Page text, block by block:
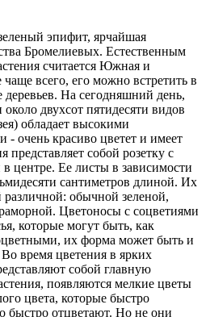
эпифит, ярчайшая
Бромелиевых. Естественным
считается Южная и
всего, его можно встретить в
деревьев. На сегодняшний день,
двухсот пятидесяти видов
) обладает высокими
- очень красиво цветет и имеет
представляет собой розетку с
центре. Ее листы в зависимости
сантиметров длиной. Их
обычной зеленой,
Цветоносы с соцветиями
которые могут быть, как
их форма может быть и
время цветения в ярких
собой главную
появляются мелкие цветы
цвета, которые быстро
быстро отцветают. Но не они